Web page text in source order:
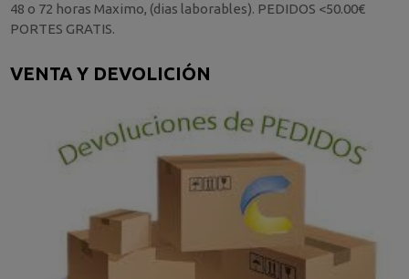
48 o 72 horas Maximo, (dias laborables). PEDIDOS <50.00€
PORTES GRATIS.
VENTA Y DEVOLICIÓN